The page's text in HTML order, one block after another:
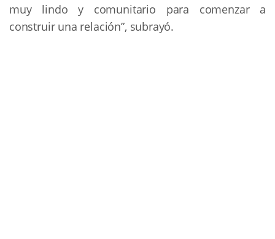
muy lindo y comunitario para comenzar a
construir una relación”, subrayó.